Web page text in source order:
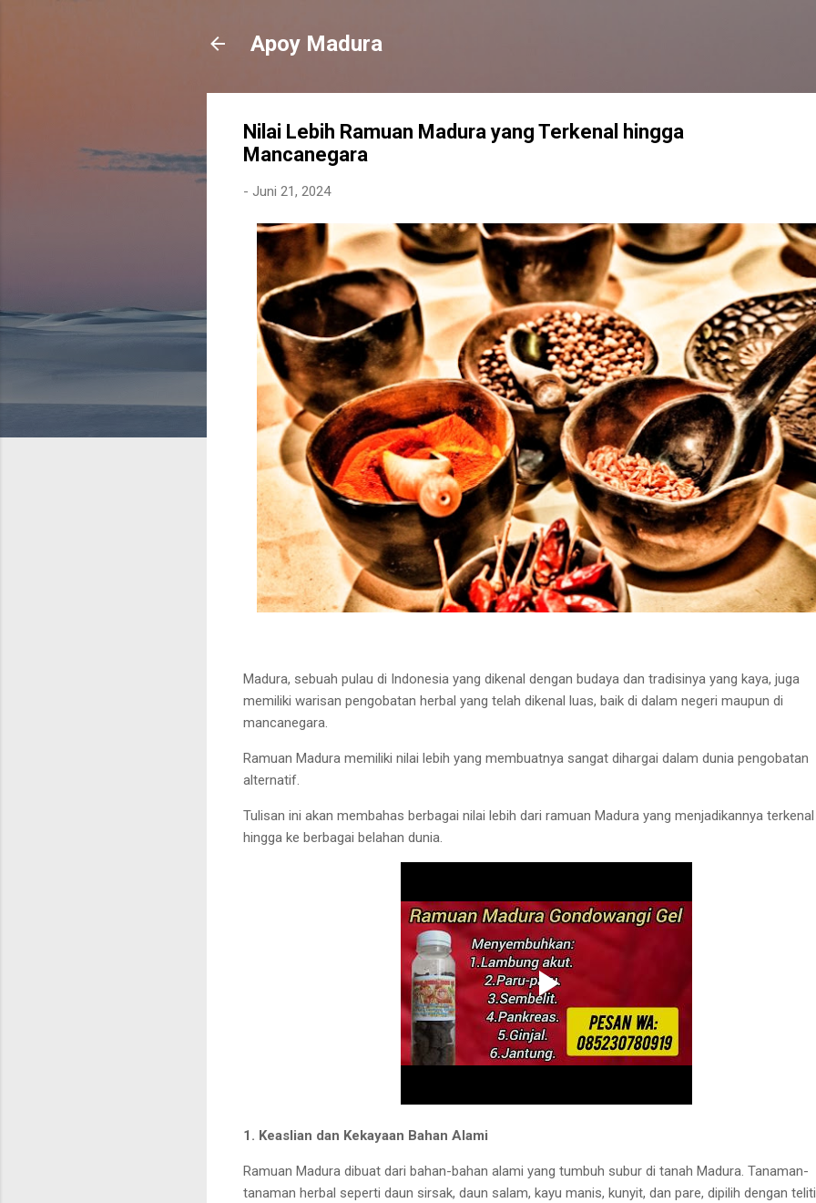
Apoy Madura
Nilai Lebih Ramuan Madura yang Terkenal hingga
Mancanegara
- Juni 21, 2024
Madura, sebuah pulau di Indonesia yang dikenal dengan budaya dan tradisinya yang kaya, juga
memiliki warisan pengobatan herbal yang telah dikenal luas, baik di dalam negeri maupun di
mancanegara.
Ramuan Madura memiliki nilai lebih yang membuatnya sangat dihargai dalam dunia pengobatan
alternatif.
Tulisan ini akan membahas berbagai nilai lebih dari ramuan Madura yang menjadikannya terkenal
hingga ke berbagai belahan dunia.
1. Keaslian dan Kekayaan Bahan Alami
Ramuan Madura dibuat dari bahan-bahan alami yang tumbuh subur di tanah Madura. Tanaman-
tanaman herbal seperti daun sirsak, daun salam, kayu manis, kunyit, dan pare, dipilih dengan teliti